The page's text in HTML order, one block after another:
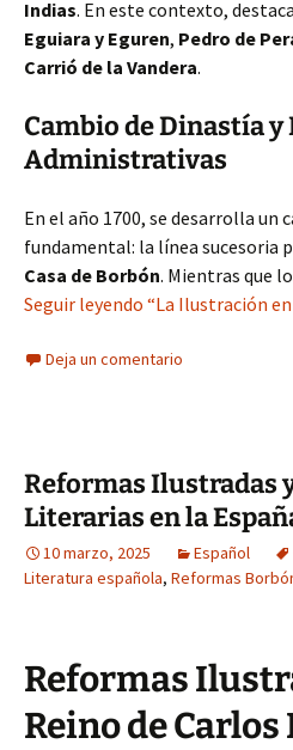
Indias. En este contexto,
Eguiara y Eguren, Pedro de
Carrió de la Vandera.
Cambio de Dinastía y
Administrativas
En el año 1700, se desarrolla un
fundamental: la línea sucesoria
Casa de Borbón. Mientras que
Seguir leyendo “La Ilustración
Deja un comentario
Reformas Ilustradas
Literarias en la
10 marzo, 2025 Español
Literatura española, Reformas
Reformas
Reino de